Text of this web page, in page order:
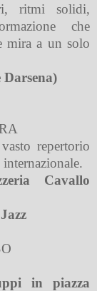
ritmi solidi,
che
mira a un solo
repertorio
Cavallo
in piazza